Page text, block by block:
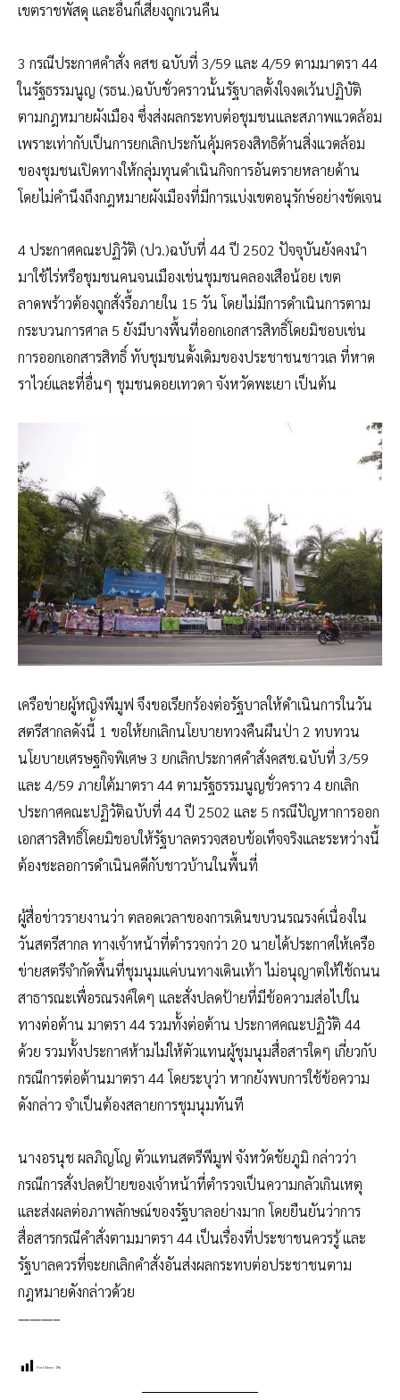
เขตราชพัสดุ และอื่นก็เสี่ยงถูกเวนคืน
3 กรณีประกาศคำสั่ง คสช ฉบับที่ 3/59 และ 4/59 ตามมาตรา 44
ในรัฐธรรมนูญ (รธน.)ฉบับชั่วคราวนั้นรัฐบาลตั้งใจงดเว้นปฏิบัติ
ตามกฎหมายผังเมือง ซึ่งส่งผลกระทบต่อชุมชนและสภาพแวดล้อม
เพราะเท่ากับเป็นการยกเลิกประกันคุ้มครองสิทธิด้านสิ่งแวดล้อม
ของชุมชนเปิดทางให้กลุ่มทุนดำเนินกิจการอันตรายหลายด้าน
โดยไม่คำนึงถึงกฎหมายผังเมืองที่มีการแบ่งเขตอนุรักษ์อย่างชัดเจน
4 ประกาศคณะปฏิวัติ (ปว.)ฉบับที่ 44 ปี 2502 ปัจจุบันยังคงนำ
มาใช้ไร่หรือชุมชนคนจนเมืองเช่นชุมชนคลองเสือน้อย เขต
ลาดพร้าวต้องถูกสั่งรื้อภายใน 15 วัน โดยไม่มีการดำเนินการตาม
กระบวนการศาล 5 ยังมีบางพื้นที่ออกเอกสารสิทธิ์โดยมิชอบเช่น
การออกเอกสารสิทธิ์ ทับชุมชนดั้งเดิมของประชาชนชาวเล ที่หาด
ราไวย์และที่อื่นๆ ชุมชนดอยเทวดา จังหวัดพะเยา เป็นต้น
เครือข่ายผู้หญิงพีมูฟ จึงขอเรียกร้องต่อรัฐบาลให้ดำเนินการในวัน
สตรีสากลดังนี้ 1 ขอให้ยกเลิกนโยบายทวงคืนผืนป่า 2 ทบทวน
นโยบายเศรษฐกิจพิเศษ 3 ยกเลิกประกาศคำสั่งคสช.ฉบับที่ 3/59
และ 4/59 ภายใต้มาตรา 44 ตามรัฐธรรมนูญชั่วคราว 4 ยกเลิก
ประกาศคณะปฏิวัติฉบับที่ 44 ปี 2502 และ 5 กรณีปัญหาการออก
เอกสารสิทธิ์โดยมิชอบให้รัฐบาลตรวจสอบข้อเท็จจริงและระหว่างนี้
ต้องชะลอการดำเนินคดีกับชาวบ้านในพื้นที่
ผู้สื่อข่าวรายงานว่า ตลอดเวลาของการเดินขบวนรณรงค์เนื่องใน
วันสตรีสากล ทางเจ้าหน้าที่ตำรวจกว่า 20 นายได้ประกาศให้เครือ
ข่ายสตรีจำกัดพื้นที่ชุมนุมแค่บนทางเดินเท้า ไม่อนุญาตให้ใช้ถนน
สาธารณะเพื่อรณรงค์ใดๆ และสั่งปลดป้ายที่มีข้อความส่อไปใน
ทางต่อต้าน มาตรา 44 รวมทั้งต่อต้าน ประกาศคณะปฏิวัติ 44
ด้วย รวมทั้งประกาศห้ามไม่ให้ตัวแทนผู้ชุมนุมสื่อสารใดๆ เกี่ยวกับ
กรณีการต่อต้านมาตรา 44 โดยระบุว่า หากยังพบการใช้ข้อความ
ดังกล่าว จำเป็นต้องสลายการชุมนุมทันที
นางอรนุช ผลภิญโญ ตัวแทนสตรีพีมูฟ จังหวัดชัยภูมิ กล่าวว่า
กรณีการสั่งปลดป้ายของเจ้าหน้าที่ตำรวจเป็นความกลัวเกินเหตุ
และส่งผลต่อภาพลักษณ์ของรัฐบาลอย่างมาก โดยยืนยันว่าการ
สื่อสารกรณีคำสั่งตามมาตรา 44 เป็นเรื่องที่ประชาชนควรรู้ และ
รัฐบาลควรที่จะยกเลิกคำสั่งอันส่งผลกระทบต่อประชาชนตาม
กฎหมายดังกล่าวด้วย
———–
Post Views: 196